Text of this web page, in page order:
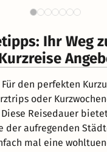
Ihr Weg
Für den perfekten
oder
Diese Reisedauer
der aufregenden
mal eine